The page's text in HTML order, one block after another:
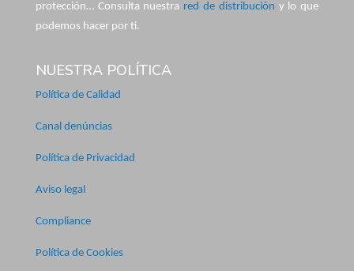
protección… Consulta nuestra red de distribución y lo que
podemos hacer por ti.
NUESTRA POLÍTICA
Política de Calidad
Canal denúncias
Política de Privacidad
Aviso legal
Compliance
Política de Cookies